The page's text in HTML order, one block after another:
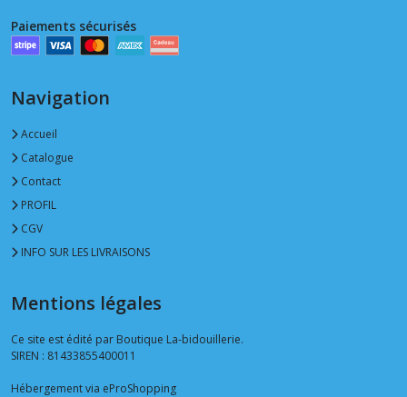
Paiements sécurisés
Navigation
Accueil
Catalogue
Contact
PROFIL
CGV
INFO SUR LES LIVRAISONS
Mentions légales
Ce site est édité par Boutique La-bidouillerie.
SIREN : 81433855400011
Hébergement via eProShopping